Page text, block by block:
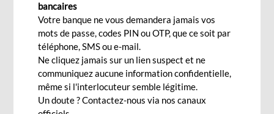
Une mission stratégique à Maurice a permis d'établir les bases
d’une collaboration renforcée entre BCP Bank (Mauritius) et
la BMOI (Madagascar). Cette démarche s’inscrit dans une
dynamique régionale axée sur la complémentarité et la
performance collective.
bancaires
Votre banque ne vous demandera jamais vos
mots de passe, codes PIN ou OTP, que ce soit par
téléphone, SMS ou e-mail.
Ne cliquez jamais sur un lien suspect et ne
communiquez aucune information confidentielle,
même si l'interlocuteur semble légitime.
Un doute ? Contactez-nous via nos canaux